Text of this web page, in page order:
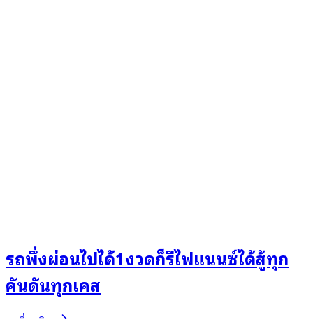
รถพึ่งผ่อนไปได้1งวดก็รีไฟแนนซ์ได้สู้ทุก
คันดันทุกเคส